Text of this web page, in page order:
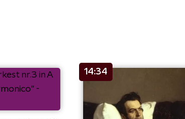
14:34